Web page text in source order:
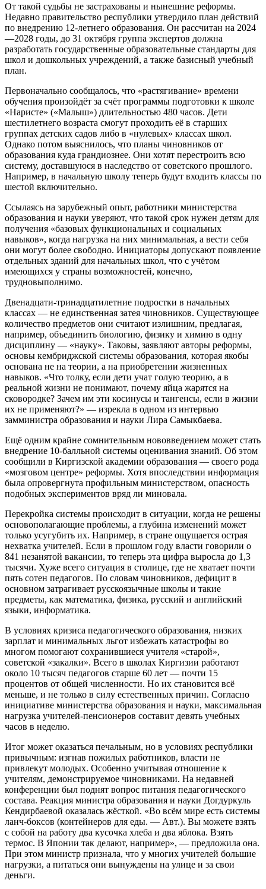
От такой судьбы не застрахованы и нынешние реформы.
Недавно правительство республики утвердило план действий
по внедрению 12-летнего образования. Он рассчитан на 2024
—2028 годы, до 31 октября группа экспертов должна
разработать государственные образовательные стандарты для
школ и дошкольных учреждений, а также базисный учебный
план.
Первоначально сообщалось, что «растягивание» времени
обучения произойдёт за счёт программы подготовки к школе
«Наристе» («Малыш») длительностью 480 часов. Дети
шестилетнего возраста смогут проходить её в старших
группах детских садов либо в «нулевых» классах школ.
Однако потом выяснилось, что планы чиновников от
образования куда грандиознее. Они хотят перестроить всю
систему, доставшуюся в наследство от советского прошлого.
Например, в начальную школу теперь будут входить классы по
шестой включительно.
Ссылаясь на зарубежный опыт, работники министерства
образования и науки уверяют, что такой срок нужен детям для
получения «базовых функциональных и социальных
навыков», когда нагрузка на них минимальная, а вести себя
они могут более свободно. Инициаторы допускают появление
отдельных зданий для начальных школ, что с учётом
имеющихся у страны возможностей, конечно,
трудновыполнимо.
Двенадцати-тринадцатилетние подростки в начальных
классах — не единственная затея чиновников. Существующее
количество предметов они считают излишним, предлагая,
например, объединить биологию, физику и химию в одну
дисциплину — «науку». Таковы, заявляют авторы реформы,
основы кембриджской системы образования, которая якобы
основана не на теории, а на приобретении жизненных
навыков. «Что толку, если дети учат голую теорию, а в
реальной жизни не понимают, почему яйца жарятся на
сковородке? Зачем им эти косинусы и тангенсы, если в жизни
их не применяют?» — изрекла в одном из интервью
замминистра образования и науки Лира Самыкбаева.
Ещё одним крайне сомнительным нововведением может стать
внедрение 10-балльной системы оценивания знаний. Об этом
сообщили в Киргизской академии образования — своего рода
«мозговом центре» реформы. Хотя впоследствии информация
была опровергнута профильным министерством, опасность
подобных экспериментов вряд ли миновала.
Перекройка системы происходит в ситуации, когда не решены
основополагающие проблемы, а глубина изменений может
только усугубить их. Например, в стране ощущается острая
нехватка учителей. Если в прошлом году власти говорили о
841 незанятой вакансии, то теперь эта цифра выросла до 1,3
тысячи. Хуже всего ситуация в столице, где не хватает почти
пять сотен педагогов. По словам чиновников, дефицит в
основном затрагивает русскоязычные школы и такие
предметы, как математика, физика, русский и английский
языки, информатика.
В условиях кризиса педагогического образования, низких
зарплат и минимальных льгот избежать катастрофы во
многом помогают сохранившиеся учителя «старой»,
советской «закалки». Всего в школах Киргизии работают
около 10 тысяч педагогов старше 60 лет — почти 15
процентов от общей численности. Но их становится всё
меньше, и не только в силу естественных причин. Согласно
инициативе министерства образования и науки, максимальная
нагрузка учителей-пенсионеров составит девять учебных
часов в неделю.
Итог может оказаться печальным, но в условиях республики
привычным: изгнав пожилых работников, власти не
привлекут молодых. Особенно учитывая отношение к
учителям, демонстрируемое чиновниками. На недавней
конференции был поднят вопрос питания педагогического
состава. Реакция министра образования и науки Догдуркуль
Кендирбаевой оказалась жёсткой. «Во всём мире есть системы
ланч-боксов (контейнеров для еды. — Авт.). Вы можете взять
с собой на работу два кусочка хлеба и два яблока. Взять
термос. В Японии так делают, например», — предложила она.
При этом министр признала, что у многих учителей большие
нагрузки, а питаться они вынуждены на улице и за свои
деньги.